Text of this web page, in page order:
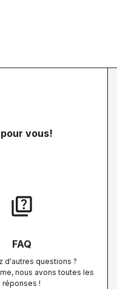
vous!
quiz
FAQ
d'autres questions ?
nous avons toutes les
réponses !